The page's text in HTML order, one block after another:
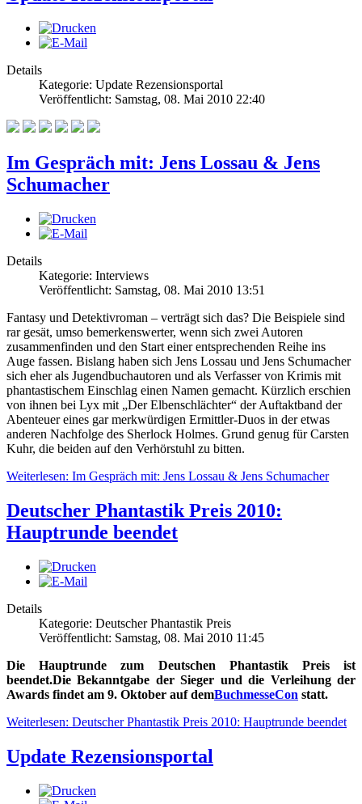
Details
Kategorie: Update Rezensionsportal
Veröffentlicht: Samstag, 08. Mai 2010 22:40
Im Gespräch mit: Jens Lossau & Jens
Schumacher
Details
Kategorie: Interviews
Veröffentlicht: Samstag, 08. Mai 2010 13:51
Fantasy und Detektivroman – verträgt sich das? Die Beispiele sind
rar gesät, umso bemerkenswerter, wenn sich zwei Autoren
zusammenfinden und den Start einer entsprechenden Reihe ins
Auge fassen. Bislang haben sich Jens Lossau und Jens Schumacher
sich eher als Jugendbuchautoren und als Verfasser von Krimis mit
phantastischem Einschlag einen Namen gemacht. Kürzlich erschien
von ihnen bei Lyx mit „Der Elbenschlächter“ der Auftaktband der
Abenteuer eines gar merkwürdigen Ermittler-Duos in der etwas
anderen Nachfolge des Sherlock Holmes. Grund genug für Carsten
Kuhr, die beiden auf den Verhörstuhl zu bitten.
Weiterlesen: Im Gespräch mit: Jens Lossau & Jens Schumacher
Deutscher Phantastik Preis 2010:
Hauptrunde beendet
Details
Kategorie: Deutscher Phantastik Preis
Veröffentlicht: Samstag, 08. Mai 2010 11:45
Die Hauptrunde zum Deutschen Phantastik Preis ist
beendet.Die Bekanntgabe der Sieger und die Verleihung der
Awards findet am 9. Oktober auf demBuchmesseCon statt.
Weiterlesen: Deutscher Phantastik Preis 2010: Hauptrunde beendet
Update Rezensionsportal